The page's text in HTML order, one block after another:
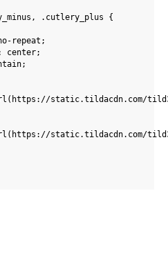
.cutlery_plus {
repeat;
center;
static.tildacdn.com/
static.tildacdn.com/